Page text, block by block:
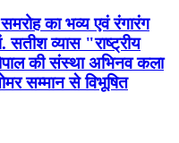
का भव्य एवं रंगारंग
व्यास "राष्ट्रीय
की संस्था अभिनव कला
सम्मान से विभूषित